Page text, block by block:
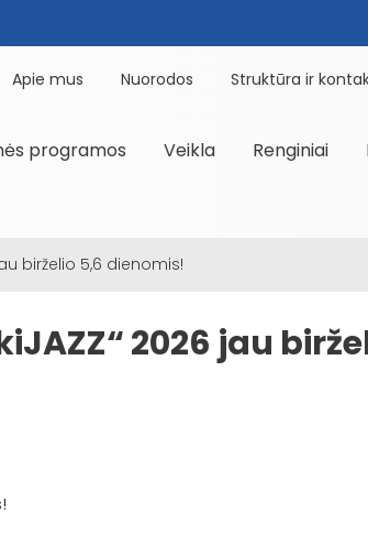
Apie mus Nuorodos Struktūra ir
programos Veikla Renginiai
birželio 5,6 dienomis!
2026 jau